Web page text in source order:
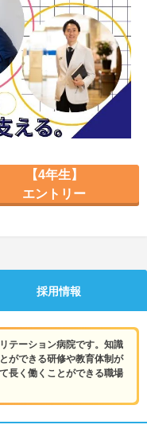
よくある質問
不明点があればこちら
【4年生】
エントリー
採用情報
テーション病院です。知識
ができる研修や教育体制が
長く働くことができる職場